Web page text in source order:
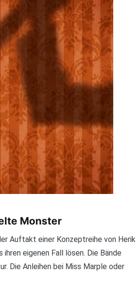
Monster
Auftakt einer Konzeptreihe von Herik
eigenen Fall lösen. Die Bände
Die Anleihen bei Miss Marple oder